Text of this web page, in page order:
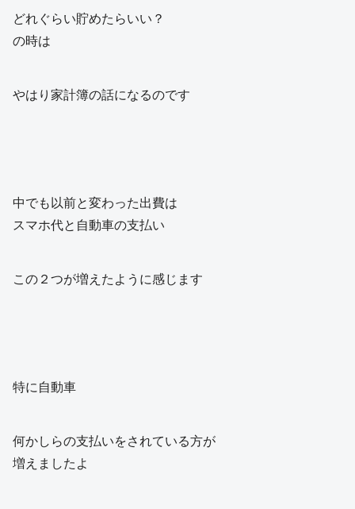
どれぐらい貯めたらいい？
の時は
やはり家計簿の話になるのです
中でも以前と変わった出費は
スマホ代と自動車の支払い
この２つが増えたように感じます
特に自動車
何かしらの支払いをされている方が
増えましたよ